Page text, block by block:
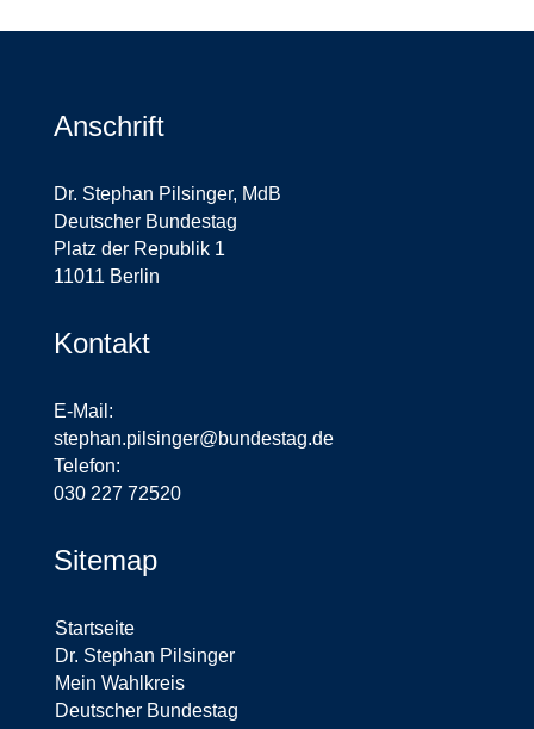
Anschrift
Dr. Stephan Pilsinger, MdB
Deutscher Bundestag
Platz der Republik 1
11011 Berlin
Kontakt
E-Mail:
stephan.pilsinger@bundestag.de
Telefon:
030 227 72520
Sitemap
Startseite
Dr. Stephan Pilsinger
Mein Wahlkreis
Deutscher Bundestag